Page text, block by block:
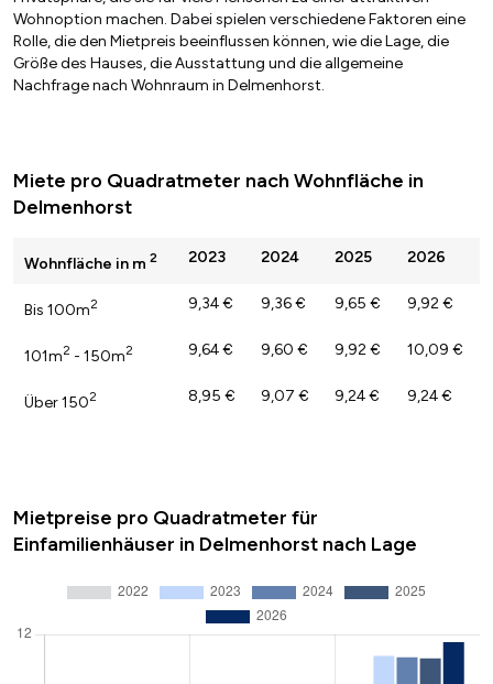
Wohnoption machen. Dabei spielen verschiedene Faktoren eine
Rolle, die den Mietpreis beeinflussen können, wie die Lage, die
Größe des Hauses, die Ausstattung und die allgemeine
Nachfrage nach Wohnraum in Delmenhorst.
Miete pro Quadratmeter nach Wohnfläche in
Delmenhorst
Wohnfläche in m 2 2023 2024 2025 2026
Bis 100m2 9,34 € 9,36 € 9,65 € 9,92 €
101m2 - 150m2 9,64 € 9,60 € 9,92 € 10,09 €
Über 1502 8,95 € 9,07 € 9,24 € 9,24 €
Mietpreise pro Quadratmeter für
Einfamilienhäuser in Delmenhorst nach Lage